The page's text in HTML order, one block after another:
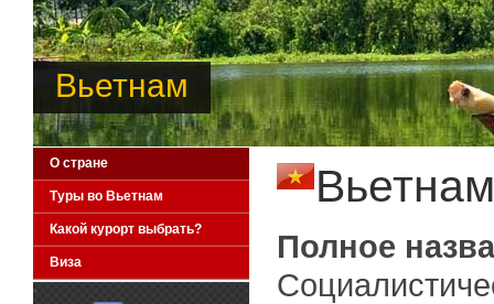
Вьетнам
О стране
Туры во Вьетнам
Какой курорт выбрать?
Виза
Вьетнам
Полное